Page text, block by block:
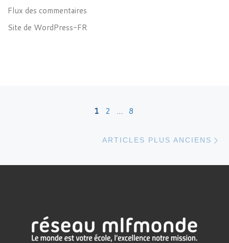
Flux des commentaires
Site de WordPress-FR
Posts navigation
1 2 … 8
ARTICLES PLUS ANCIENS